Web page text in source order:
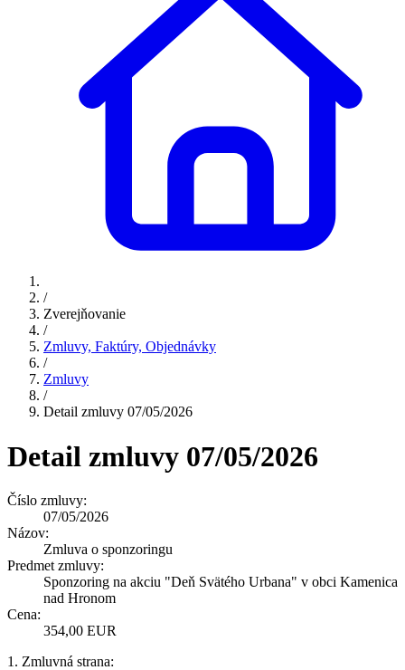
/
Zverejňovanie
/
Zmluvy, Faktúry, Objednávky
/
Zmluvy
/
Detail zmluvy 07/05/2026
Detail zmluvy 07/05/2026
Číslo zmluvy:
07/05/2026
Názov:
Zmluva o sponzoringu
Predmet zmluvy:
Sponzoring na akciu "Deň Svätého Urbana" v obci Kamenica
nad Hronom
Cena:
354,00 EUR
1. Zmluvná strana: